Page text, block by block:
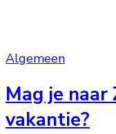
Algemeen
Mag je
vakantie?